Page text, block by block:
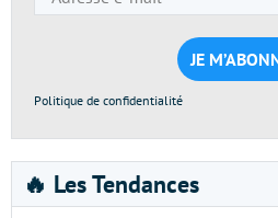
e-
mail
*
Politique de confidentialité
🔥 Les Tendances